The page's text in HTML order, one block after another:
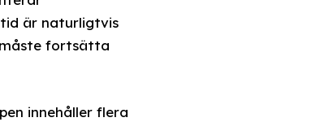
är naturligtvis
måste fortsätta
innehåller flera